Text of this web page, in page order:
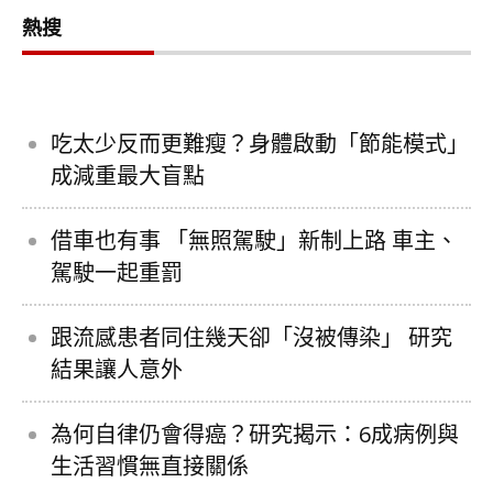
熱搜
吃太少反而更難瘦？身體啟動「節能模式」
成減重最大盲點
借車也有事 「無照駕駛」新制上路 車主、
駕駛一起重罰
跟流感患者同住幾天卻「沒被傳染」 研究
結果讓人意外
為何自律仍會得癌？研究揭示：6成病例與
生活習慣無直接關係